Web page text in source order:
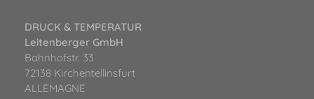
DRUCK & TEMPERATUR
Leitenberger GmbH
Bahnhofstr. 33
72138 Kirchentellinsfurt
ALLEMAGNE